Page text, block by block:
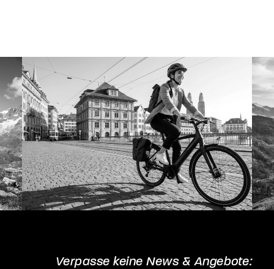
auf
der
Produktseite
gewählt
werden
Verpasse keine News & Angebote: